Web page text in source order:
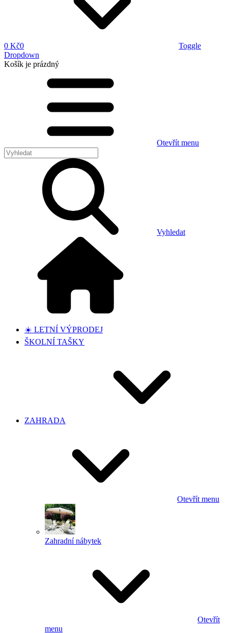
0 Kč0
Toggle
Dropdown
Košík je prázdný
Otevřít menu
Vyhledat
☀️ LETNÍ VÝPRODEJ
ŠKOLNÍ TAŠKY
ZAHRADA
Otevřít menu
Zahradní nábytek
Otevřít
menu